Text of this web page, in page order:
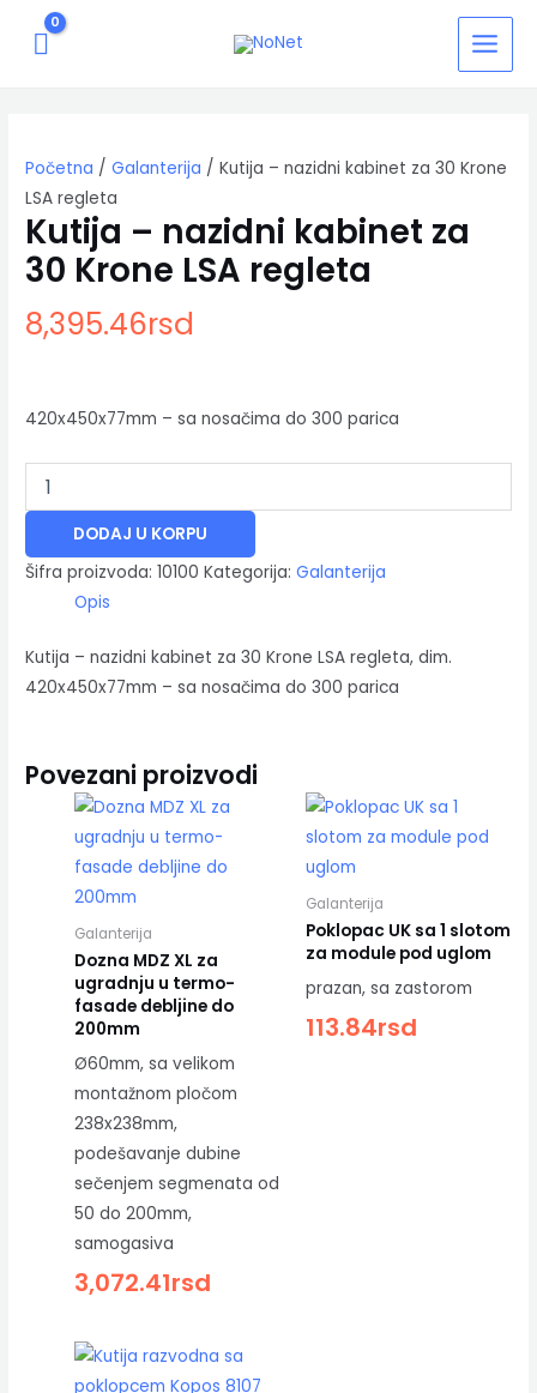
MAIN
MENU
Početna /Galanterija / Kutija – nazidni kabinet za 30 Krone
LSA regleta
Kutija – nazidni kabinet za
30 Krone LSA regleta
8,395.46rsd
420x450x77mm – sa nosačima do 300 parica
kabinet
za
30
Krone
LSA
količina
DODAJ U KORPU
Šifra proizvoda:10100 Kategorija:Galanterija
Opis
Kutija – nazidni kabinet za 30 Krone LSA regleta, dim.
420x450x77mm – sa nosačima do 300 parica
Povezani proizvodi
Galanterija
Dozna MDZ XL za
ugradnju u termo-
fasade debljine do
200mm
Ø60mm, sa velikom
montažnom pločom
238x238mm,
podešavanje dubine
sečenjem segmenata od
50 do 200mm,
samogasiva
3,072.41rsd
Galanterija
Poklopac UK sa 1 slotom
za module pod uglom
prazan, sa zastorom
113.84rsd